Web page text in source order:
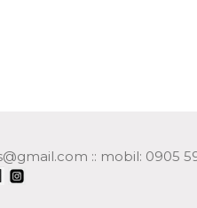
:: mobil: 0905